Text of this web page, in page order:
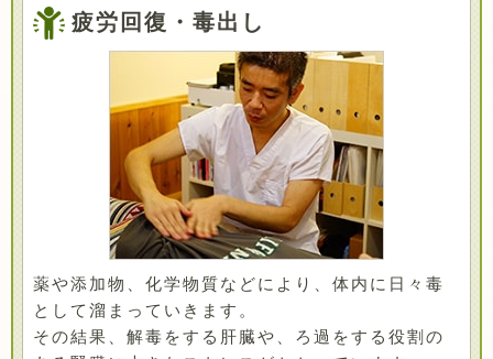
疲労回復・毒出し
薬や添加物、化学物質などにより、体内に日々毒
として溜まっていきます。
その結果、解毒をする肝臓や、ろ過をする役割の